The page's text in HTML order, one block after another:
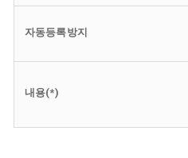
자동등록방지
내용(*)